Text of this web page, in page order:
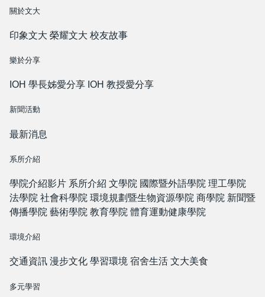
關於文大
印象文大 榮耀文大 校友故事
樂於分享
IOH 學長姊愛分享 IOH 教授愛分享
新聞活動
最新消息
系所介紹
學院介紹影片 系所介紹 文學院 國際暨外語學院 理工學院
法學院 社會科學院 環境規劃暨生物資源學院 商學院 新聞暨
傳播學院 藝術學院 教育學院 體育運動健康學院
環境介紹
交通資訊 漫步文化 學習環境 宿舍生活 文大美食
多元學習